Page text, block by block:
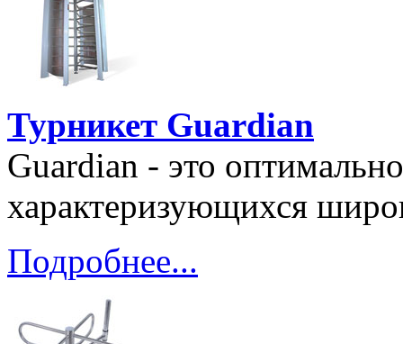
Турникет Guardian
Guardian - это
характеризующихся
Подробнее...